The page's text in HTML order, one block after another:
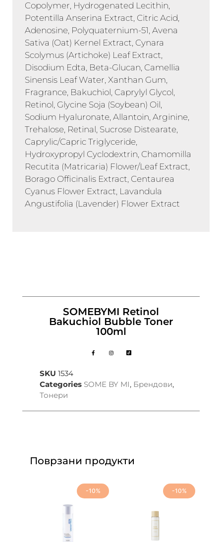
Copolymer, Hydrogenated Lecithin,
Potentilla Anserina Extract, Citric Acid,
Adenosine, Polyquaternium-51, Avena
Sativa (Oat) Kernel Extract, Cynara
Scolymus (Artichoke) Leaf Extract,
Disodium Edta, Beta-Glucan, Camellia
Sinensis Leaf Water, Xanthan Gum,
Fragrance, Bakuchiol, Caprylyl Glycol,
Retinol, Glycine Soja (Soybean) Oil,
Sodium Hyaluronate, Allantoin, Arginine,
Trehalose, Retinal, Sucrose Distearate,
Caprylic/Capric Triglyceride,
Hydroxypropyl Cyclodextrin, Chamomilla
Recutita (Matricaria) Flower/Leaf Extract,
Borago Officinalis Extract, Centaurea
Cyanus Flower Extract, Lavandula
Angustifolia (Lavender) Flower Extract
SOMEBYMI Retinol
Bakuchiol Bubble Toner
100ml
SKU 1534
Categories SOME BY MI, Брендови,
Тонери
Поврзани продукти
-10% -10%